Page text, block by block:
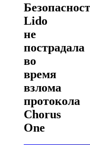
Lido
не
пострадала
во
время
взлома
протокола
Chorus
One